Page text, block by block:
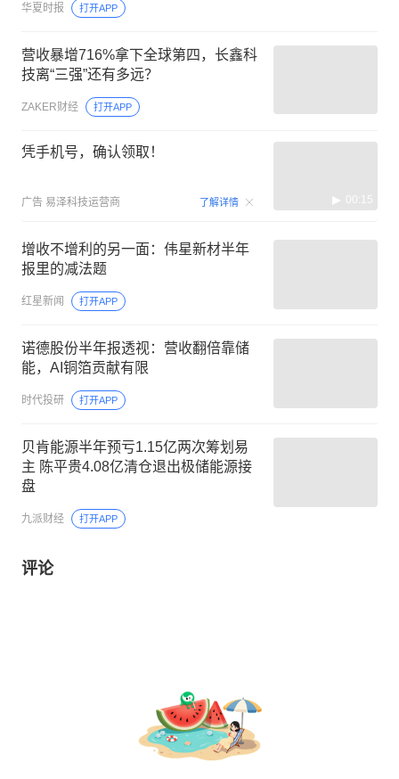
华夏时报 打开APP
营收暴增716%拿下全球第四，长鑫科
技离“三强”还有多远？
ZAKER财经 打开APP
凭手机号，确认领取！
广告 易泽科技运营商 了解详情 00:15
增收不增利的另一面：伟星新材半年
报里的减法题
红星新闻 打开APP
诺德股份半年报透视：营收翻倍靠储
能，AI铜箔贡献有限
时代投研 打开APP
贝肯能源半年预亏1.15亿两次筹划易
主 陈平贵4.08亿清仓退出极储能源接
盘
九派财经 打开APP
评论